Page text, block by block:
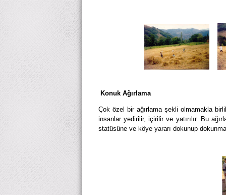
Konuk Ağırlama
Çok özel bir ağırlama şekli olmamakla
insanlar yedirilir, içirilir ve yatırılır. Bu
statüsüne ve köye yararı dokunup